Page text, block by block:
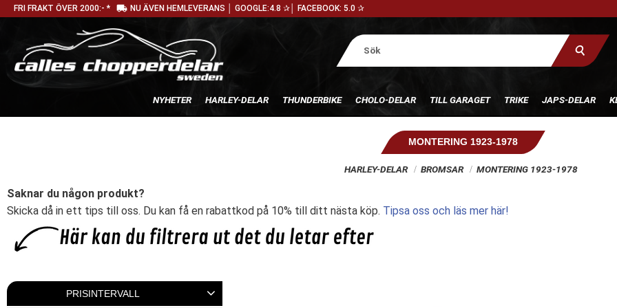
FRI FRAKT ÖVER 2000:- * local_shipping NU ÄVEN HEMLEVERANS │ GOOGLE:4.8 ✰│ FACEBOOK: 5.0 ✰
NYHETER HARLEY-DELAR THUNDERBIKE CHOLO-DELAR TILL GARAGET TRIKE JAPS-DELAR
MONTERING 1923-1978
HARLEY-DELAR BROMSAR MONTERING 1923-1978
Saknar du någon produkt?
Skicka då in ett tips till oss. Du kan få en rabattkod på 10% till ditt nästa köp. Tipsa oss och läs mer här!
PRISINTERVALL